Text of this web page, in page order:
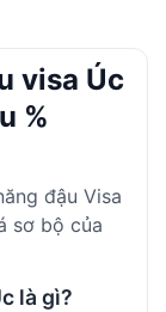
visa Úc
%
đậu Visa
sơ bộ của
là gì?